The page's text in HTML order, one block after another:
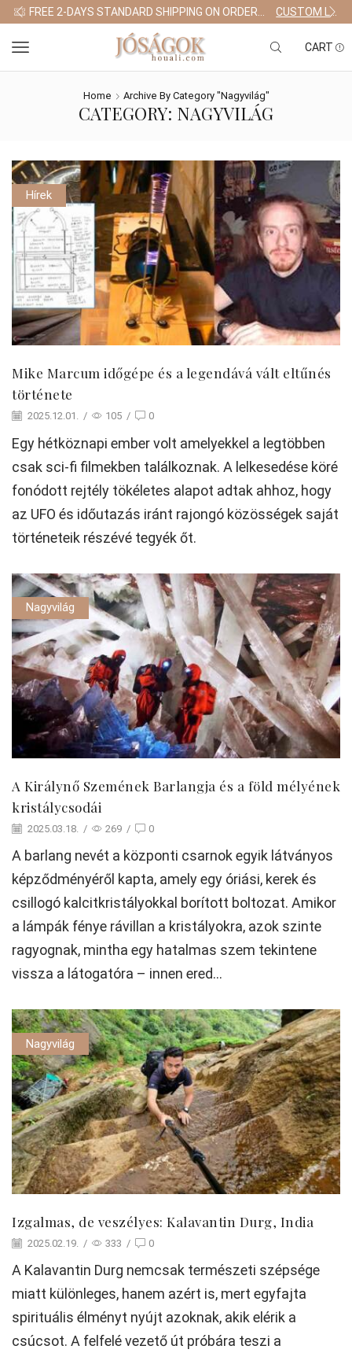
CUSTOM LINK TAKE 30% OFF WHEN YOU SPEND $120 GO SHOP
CART
Home Archive By Category "Nagyvilág"
CATEGORY: NAGYVILÁG
Hírek
Mike Marcum időgépe és a legendává vált eltűnés
története
2025.12.01. / 105 / 0
Egy hétköznapi ember volt amelyekkel a legtöbben
csak sci-fi filmekben találkoznak. A lelkesedése köré
fonódott rejtély tökéletes alapot adtak ahhoz, hogy
az UFO és időutazás iránt rajongó közösségek saját
történeteik részévé tegyék őt.
Nagyvilág
A Királynő Szemének Barlangja és a föld mélyének
kristálycsodái
2025.03.18. / 269 / 0
A barlang nevét a központi csarnok egyik látványos
képződményéről kapta, amely egy óriási, kerek és
csillogó kalcitkristályokkal borított boltozat. Amikor
a lámpák fénye rávillan a kristályokra, azok szinte
ragyognak, mintha egy hatalmas szem tekintene
vissza a látogatóra – innen ered...
Nagyvilág
Izgalmas, de veszélyes: Kalavantin Durg, India
2025.02.19. / 333 / 0
A Kalavantin Durg nemcsak természeti szépsége
miatt különleges, hanem azért is, mert egyfajta
spirituális élményt nyújt azoknak, akik elérik a
csúcsot. A felfelé vezető út próbára teszi a